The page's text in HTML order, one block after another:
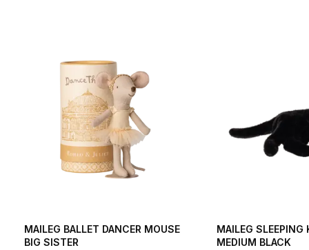
MAILEG BALLET DANCER MOUSE
BIG SISTER
MAILEG SLEEPING
MEDIUM BLACK